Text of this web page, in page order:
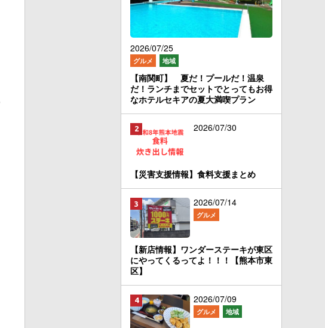
2026/07/25
グルメ 地域
【南関町】 夏だ！プールだ！温泉
だ！ランチまでセットでとってもお得
なホテルセキアの夏大満喫プラン
2026/07/30
【災害支援情報】食料支援まとめ
2026/07/14
グルメ
【新店情報】ワンダーステーキが東区
にやってくるってよ！！！【熊本市東
区】
2026/07/09
グルメ 地域